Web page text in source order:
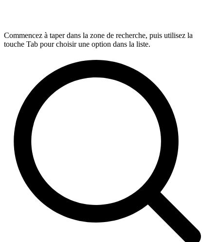
Commencez à taper dans la zone de recherche, puis utilisez la
touche Tab pour choisir une option dans la liste.